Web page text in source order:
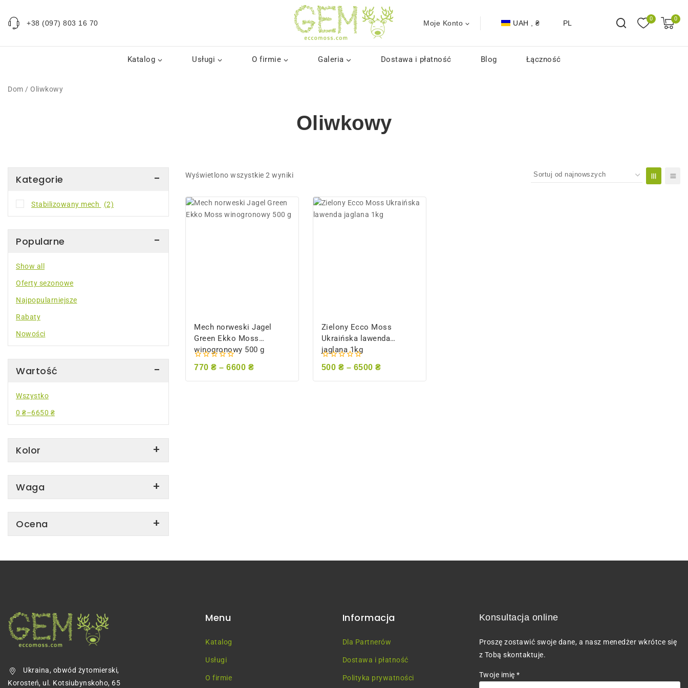
+38 (097) 803 16 70 Moje Konto UAH , ₴ PL 0 0
Katalog Usługi O firmie Galeria Dostawa i płatność Blog Łączność
Dom / Oliwkowy
Oliwkowy
Wyświetlono wszystkie2 wyniki
Mech norweski Jagel
Green Ekko Moss
winogronowy 500 g
0
5
770₴ – 6600 ₴
Zielony Ecco Moss
Ukraińska lawenda
jaglana 1kg
0
5
500 ₴ – 6500₴
Kategorie
Stabilizowany mech (2)
Popularne
Show all
Najpopularniejsze
Oferty sezonowe
Nowości
Rabaty
Wartość
Wszystko
0 ₴–6650 ₴
Kolor
Waga
Ocena
Ukraina, obwód żytomierski,
Korosteń, ul. Kotsiubynskoho, 65
Menu
Katalog
Usługi
O firmie
Informacja
Dla Partnerów
Dostawa i płatność
Polityka prywatności
Konsultacja online
Proszę zostawić swoje dane, a nasz menedżer wkrótce się
z Tobą skontaktuje.
Twoje imię *